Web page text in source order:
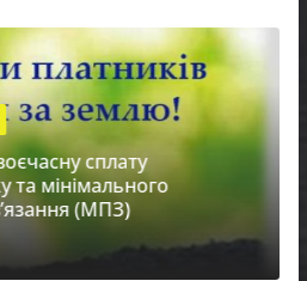
сплату
та мінімального
(МПЗ)